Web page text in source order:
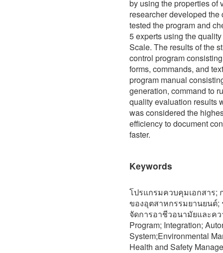
by using the properties of
researcher developed
tested the program and
5 experts using the
Scale. The results of the
control program
forms, commands, and
program manual
generation, command to
quality evaluation results
was considered the
efficiency to document
faster.
Keywords
โปรแกรมควบคุมเอกสาร
ของอุตสาหกรรมยานยนต์;
จัดการอาชีวอนามัยและค
Program; Integration;
System;Environmental
Health and Safety